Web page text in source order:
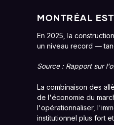
MONTRÉAL
En 2025, la
un niveau record —
Source : Rapport sur
La combinaison des
de l'économie du
l'opérationnaliser,
institutionnel plus fort